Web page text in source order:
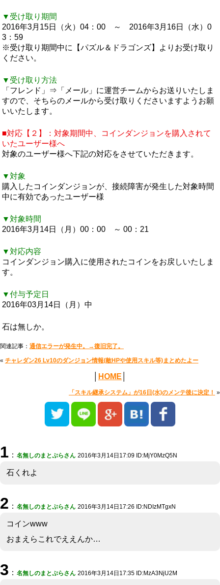
▼受け取り期間
2016年3月15日（火）04：00 ～ 2016年3月16日（水）0
3：59
※受け取り期間中に【パズル＆ドラゴンズ】よりお受け取り
ください。
▼受け取り方法
「フレンド」⇒「メール」に運営チームからお送りいたしま
すので、そちらのメールから受け取りくださいますようお願
いいたします。
■対応【２】：対象期間中、コインダンジョンを購入されて
いたユーザー様へ
対象のユーザー様へ下記の対応をさせていただきます。
▼対象
購入したコインダンジョンが、接続障害が発生した対象時間
中に有効であったユーザー様
▼対象時間
2016年3月14日（月）00：00 ～ 00：21
▼対応内容
コインダンジョン購入に使用されたコインをお戻しいたしま
す。
▼付与予定日
2016年03月14日（月）中
石は無しか。
関連記事： 通信エラーが発生中。→復旧完了。
« チャレダン26 Lv10のダンジョン情報(敵HPや使用スキル等)まとめたよー
HOME
「スキル継承システム」が16日(水)のメンテ後に決定！ »
1 ： 名無しのまとぷらさん 2016年3月14日17:09 ID:MjY0MzQ5N
石くれよ
2 ： 名無しのまとぷらさん 2016年3月14日17:26 ID:NDIzMTgxN
コインwww
おまえらこれでええんか…
3 ： 名無しのまとぷらさん 2016年3月14日17:35 ID:MzA3NjU2M